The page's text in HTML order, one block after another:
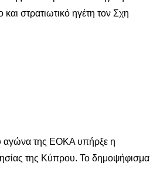
στρατιωτικό ηγέτη τον Σχη
της ΕΟΚΑ υπήρξε η
της Κύπρου. Το δημοψήφισμα